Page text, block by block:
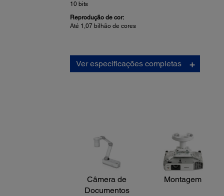
10 bits
Reprodução de cor:
Até 1,07 bilhão de cores
Processamento de vídeo:
Ver especificações completas
Câmera de
Documentos
Montagem